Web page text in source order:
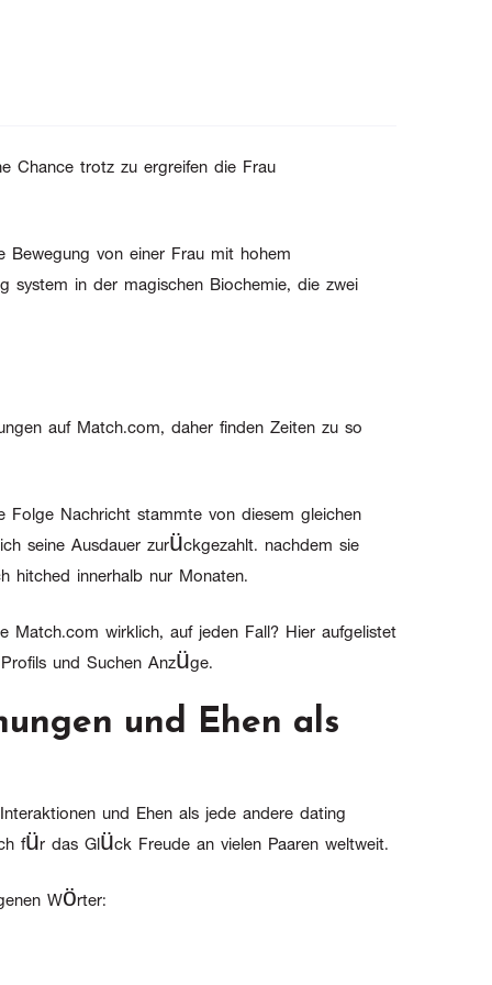
Chance trotz zu ergreifen die Frau
Bewegung von einer Frau mit hohem
in der magischen Biochemie, die zwei
auf Match.com, daher finden Zeiten zu so
Nachricht stammte von diesem gleichen
seine Ausdauer zurückgezahlt. nachdem sie
hitched innerhalb nur Monaten.
wirklich, auf jeden Fall? Hier aufgelistet
und Suchen Anzüge.
und Ehen als
und Ehen als jede andere dating
für das Glück Freude an vielen Paaren weltweit.
Wörter: